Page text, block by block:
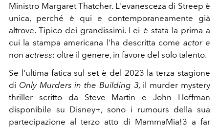
Ministro Margaret Thatcher. L'evanesceza di Streep è
unica, perché è qui e contemporaneamente già
altrove. Tipico dei grandissimi. Lei è stata la prima a
cui la stampa americana l'ha descritta come actore
non actress: oltre il genere, in favore del solo talento.
Se l'ultima fatica sul set è del 2023 la terza stagione
di Only Murders in the Building 3, il murder mystery
thriller scritto da Steve Martin e John Hoffman
disponibile su Disney+, sono i rumours della sua
partecipazione al terzo atto di MammaMia!3 a far